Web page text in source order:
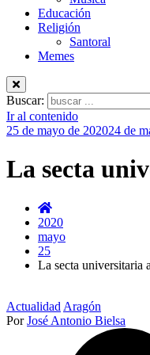
Educación
Religión
Santoral
Memes
Buscar:
Ir al contenido
25 de mayo de 202024 de
La secta
2020
mayo
25
La secta universitaria
Actualidad Aragón
PorJosé Antonio Bielsa